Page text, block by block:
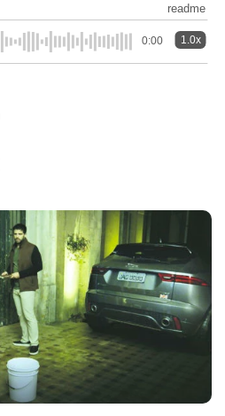
readme
0:00 1.0x